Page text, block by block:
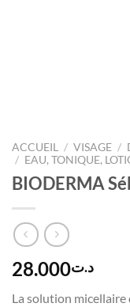
ACCUEIL / VISAGE /
/ EAU, TONIQUE,
BIODERMA
د.ت28.000
La solution